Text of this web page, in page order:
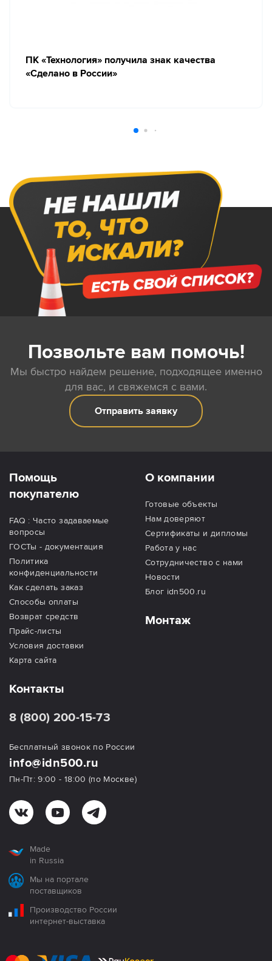
ПК «Технология» получила знак качества
«Сделано в России»
Позвольте вам помочь!
Мы быстро найдем решение, подходящее именно
для вас, и свяжемся с вами.
Отправить заявку
Помощь
покупателю
FAQ : Часто задаваемые
вопросы
ГОСТы - документация
Политика
конфиденциальности
Как сделать заказ
Способы оплаты
Возврат средств
Прайс-листы
Условия доставки
Карта сайта
О компании
Готовые объекты
Нам доверяют
Сертификаты и дипломы
Работа у нас
Сотрудничество с нами
Новости
Блог idn500.ru
Монтаж
Контакты
8 (800) 200-15-73
Бесплатный звонок по России
info@idn500.ru
Пн-Пт: 9:00 - 18:00 (по Москве)
Made
in Russia
Мы на портале
поставщиков
Производство России
интернет-выставка